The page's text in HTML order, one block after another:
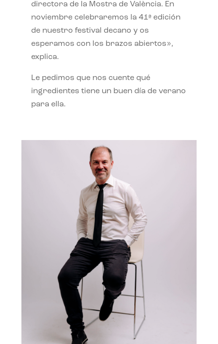
directora de la Mostra de València. En
noviembre celebraremos la 41ª edición
de nuestro festival decano y os
esperamos con los brazos abiertos»,
explica.
Le pedimos que nos cuente qué
ingredientes tiene un buen día de verano
para ella.